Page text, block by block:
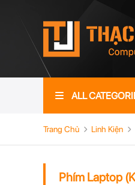
ALL
Trang Chủ Linh Kiện
Phím Laptop